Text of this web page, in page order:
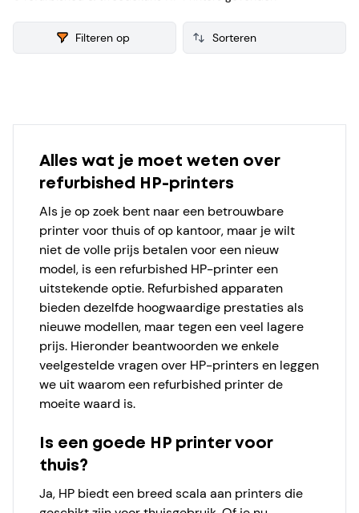
reviews, zodat je een weloverwogen keuze kunt maken bij je
aankoop.
Filteren op
Alles wat je moet weten over
refurbished HP-printers
Als je op zoek bent naar een betrouwbare
printer voor thuis of op kantoor, maar je wilt
niet de volle prijs betalen voor een nieuw
model, is een refurbished HP-printer een
uitstekende optie. Refurbished apparaten
bieden dezelfde hoogwaardige prestaties als
nieuwe modellen, maar tegen een veel lagere
prijs. Hieronder beantwoorden we enkele
veelgestelde vragen over HP-printers en leggen
we uit waarom een refurbished printer de
moeite waard is.
Is een goede HP printer voor
thuis?
Ja, HP biedt een breed scala aan printers die